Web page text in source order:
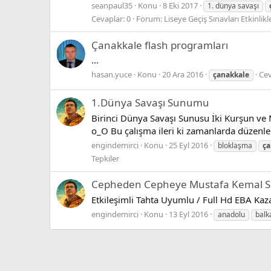
seanpaul35 Konu 8 Eki 2017 1. dünya savaşı
Cevaplar: 0 Forum: Liseye Geçiş Sınavları
Çanakkale flash programları
...
hasan.yuce Konu 20 Ara 2016 çanakkale
1.Dünya Savaşı Sunumu
Birinci Dünya Savaşı Sunusu İki Kurşun ve
o_O Bu çalışma ileri ki zamanlarda
engindemirci Konu 25 Eyl 2016 bloklaşma
Tepkiler
Cepheden Cepheye Mustafa Kemal
Etkileşimli Tahta Uyumlu / Full Hd EBA
engindemirci Konu 13 Eyl 2016 anadolu